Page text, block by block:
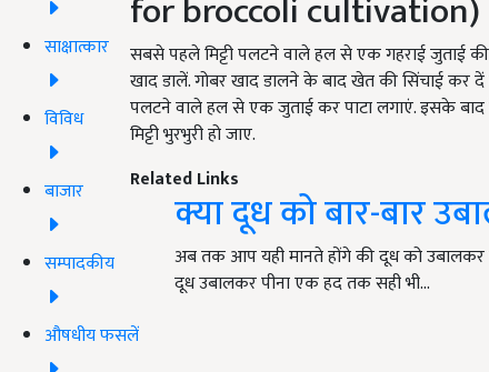
साक्षात्कार
विविध
बाजार
सम्पादकीय
औषधीय फसलें
for broccoli cultivation)
सबसे पहले मिट्टी पलटने वाले हल से एक गहराई जुताई
खाद डालें. गोबर खाद डालने के बाद खेत की सिंचाई कर दें
पलटने वाले हल से एक जुताई कर पाटा लगाएं. इसके
मिट्टी भुरभुरी हो जाए.
Related Links
क्या दूध को बार-बार
अब तक आप यही मानते होंगे की दूध को उबालकर
दूध उबालकर पीना एक हद तक सही भी…